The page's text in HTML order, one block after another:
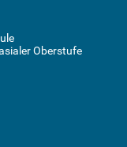
Oberstufe